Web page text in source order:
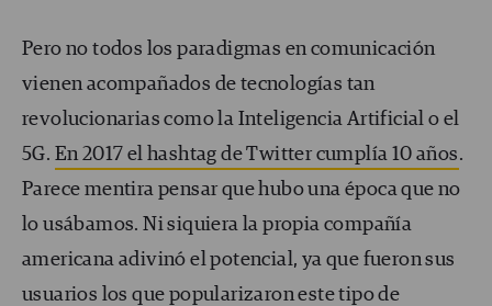
Pero no todos los paradigmas en comunicación
vienen acompañados de tecnologías tan
revolucionarias como la Inteligencia Artificial o el
5G. En 2017 el hashtag de Twitter cumplía 10 años.
Parece mentira pensar que hubo una época que no
lo usábamos. Ni siquiera la propia compañía
americana adivinó el potencial, ya que fueron sus
usuarios los que popularizaron este tipo de